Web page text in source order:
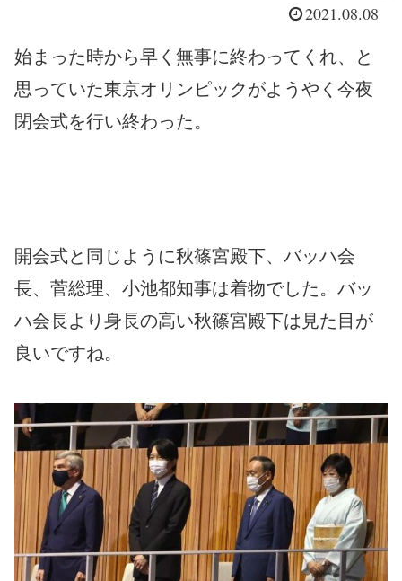
2021.08.08
始まった時から早く無事に終わってくれ、と
思っていた東京オリンピックがようやく今夜
閉会式を行い終わった。
開会式と同じように秋篠宮殿下、バッハ会
長、菅総理、小池都知事は着物でした。バッ
ハ会長より身長の高い秋篠宮殿下は見た目が
良いですね。